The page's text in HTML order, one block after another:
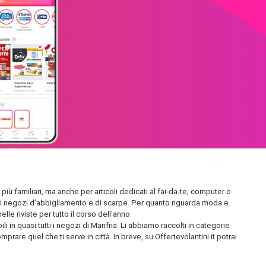
familiari, ma anche per articoli dedicati al fai-da-te, computer o
d'abbigliamento e di scarpe. Per quanto riguarda moda e
riviste per tutto il corso dell'anno.
in quasi tutti i negozi di Manfria. Li abbiamo raccolti in categorie
quel che ti serve in città. In breve, su Offertevolantini.it potrai